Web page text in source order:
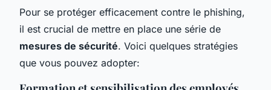
Pour se protéger efficacement contre le phishing,
il est crucial de mettre en place une série de
mesures de sécurité. Voici quelques stratégies
que vous pouvez adopter: